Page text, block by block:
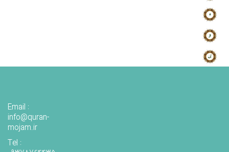
Email :
info@quran-
mojam.ir
Tel :